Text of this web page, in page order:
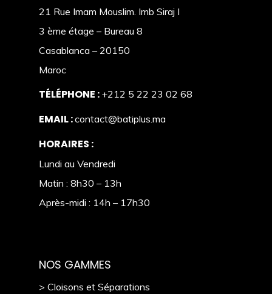
21 Rue Imam Mouslim. Imb Siraj I
3 ème étage – Bureau 8
Casablanca – 20150
Maroc
TÉLÉPHONE : +212 5 22 23 02 68
EMAIL :contact@batiplus.ma
HORAIRES :
Lundi au Vendredi
Matin : 8h30 – 13h
Après-midi : 14h – 17h30
NOS GAMMES
> Cloisons et Séparations